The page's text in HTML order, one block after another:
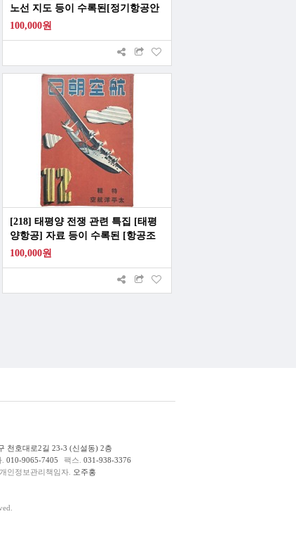
노선 지도 등이 수록된[정기항공안
내 定期航空案內]
100,000원
[218] 태평양 전쟁 관련 특집 [태평
양항공] 자료 등이 수록된 [항공조
일 航空朝日] 제1권 제2호
100,000원
천호대로2길 23-3 (신설동) 2층
010-9065-7405 팩스. 031-938-3376
개인정보관리책임자. 오주홍